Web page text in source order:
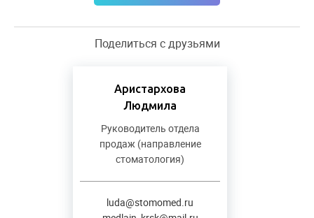
Поделиться с друзьями
Аристархова
Людмила
Руководитель отдела
продаж (направление
стоматология)
luda@stomomed.ru